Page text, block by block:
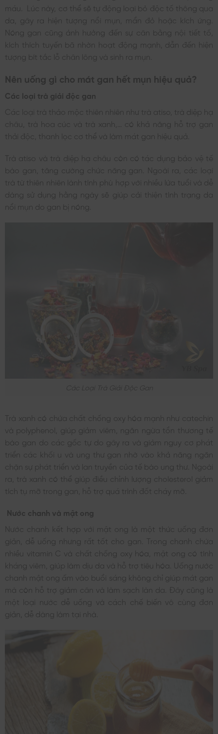
máu. Lúc này, cơ thể sẽ tự động loại bỏ độc tố thông qua
da, gây ra hiện tượng nổi mụn, mẩn đỏ hoặc kích ứng.
Nóng gan cũng ảnh hưởng đến sự cân bằng nội tiết tố,
kích thích tuyến bã nhờn hoạt động mạnh, dẫn đến hiện
tượng bít tắc lỗ chân lông và sinh ra mụn.
Nên uống gì cho mát gan hết mụn hiệu quả?
Các loại trà giải độc gan
Các loại trà thảo mộc thiên nhiên như trà atiso, trà diệp hạ
châu, trà hoa cúc và trà xanh,… có khả năng hỗ trợ gan
thải độc, thanh lọc cơ thể và làm mát gan hiệu quả.
Trà atiso và trà diệp hạ châu còn có tác dụng bảo vệ tế
bào gan, tăng cường chức năng gan. Ngoài ra, các loại
trà từ thiên nhiên lành tính phù hợp với nhiều lứa tuổi và dễ
dàng sử dụng hằng ngày sẽ giúp cải thiện tình trạng da
nổi mụn do gan bị nóng.
Trà xanh có chứa chất chống oxy hóa mạnh như catechin
và polyphenol, giúp giảm viêm, ngăn ngừa tổn thương tế
bào gan do các gốc tự do gây ra và giảm nguy cơ phát
triển các khối u và ung thư gan nhờ vào khả năng ngăn
chặn sự phát triển và lan truyền của tế bào ung thư. Ngoài
ra, trà xanh có thể giúp điều chỉnh lượng cholesterol giảm
tích tụ mỡ trong gan, hỗ trợ quá trình đốt cháy mỡ.
Nước chanh và mật ong
Nước chanh kết hợp với mật ong là một thức uống đơn
giản, dễ uống nhưng rất tốt cho gan. Trong chanh chứa
nhiều vitamin C và chất chống oxy hóa, mật ong có tính
kháng viêm, giúp làm dịu da và hỗ trợ tiêu hóa. Uống nước
chanh mật ong ấm vào buổi sáng không chỉ giúp mát gan
mà còn hỗ trợ giảm cân và làm sạch làn da. Đây cũng là
một loại nước dễ uống và cách chế biến vô cùng đơn
giản, dễ dàng làm tại nhà.